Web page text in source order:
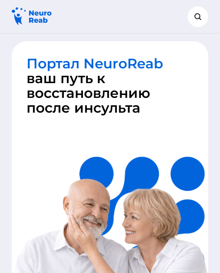
Портал NeuroReab
ваш путь к
восстановлению
после инсульта